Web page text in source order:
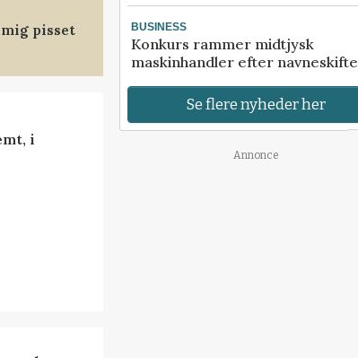
pisset
i
BUSINESS
Konkurs rammer midtjysk
maskinhandler efter navneskifte
Se flere nyheder her
Annonce